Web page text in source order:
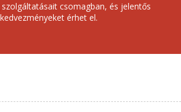
csomagban, és jelentős
kedvezményeket érhet el.